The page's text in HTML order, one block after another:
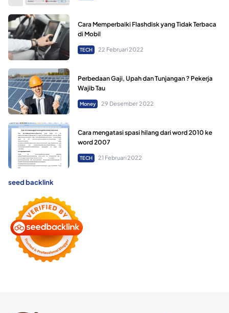
Cara Memperbaiki Flashdisk yang Tidak Terbaca
di Mobil
TECH 22 Februari 2022
Perbedaan Gaji, Upah dan Tunjangan ? Pekerja
Wajib Tau
Money 29 Desember 2022
Cara mengatasi spasi hilang dari word 2010 ke
word 2007
TECH 21 Februari 2022
seed backlink